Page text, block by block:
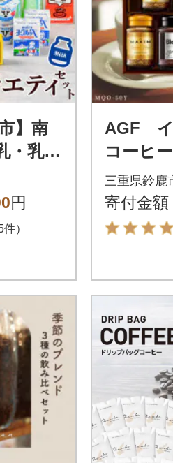
】南
・乳製
ット
円
）
AGF イ
コーヒ
入り
三重県鈴鹿
寄付金額